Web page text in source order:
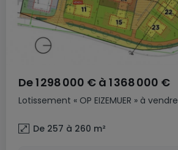
Lotissement « OP EIZEMUER » à vendre
De1 298 000 € à 1 368 000 €
De 257 à 260 m²